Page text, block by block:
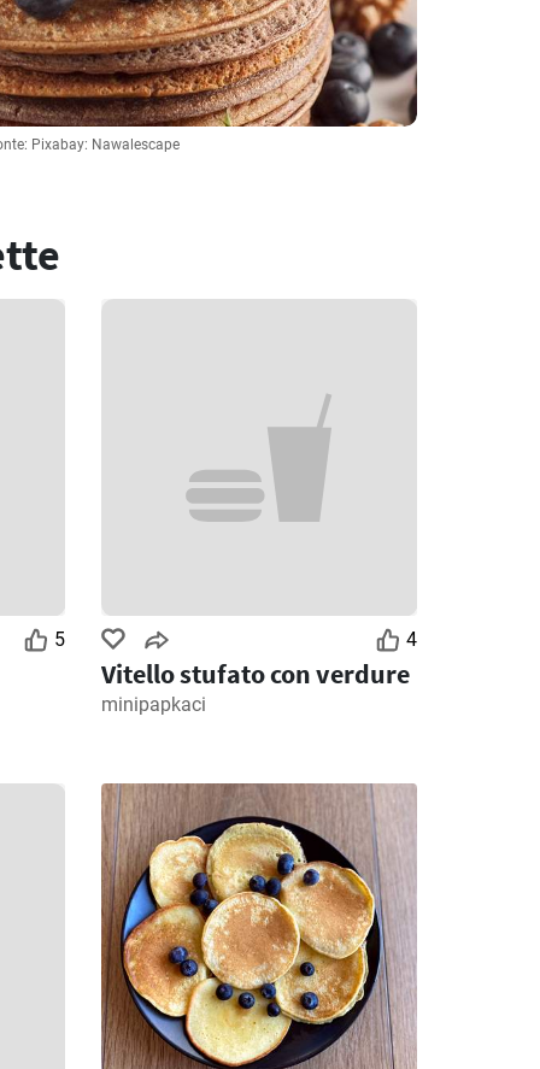
Pixabay: Nawalescape
5 4
Vitello stufato con verdure
minipapkaci